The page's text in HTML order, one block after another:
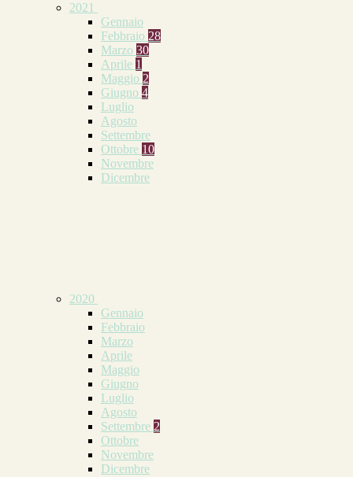
2021
Gennaio
Febbraio 28
Marzo 30
Aprile 1
Maggio 2
Giugno 4
Luglio
Agosto
Settembre
Ottobre 10
Novembre
Dicembre
2020
Gennaio
Febbraio
Marzo
Aprile
Maggio
Giugno
Luglio
Agosto
Settembre 2
Ottobre
Novembre
Dicembre